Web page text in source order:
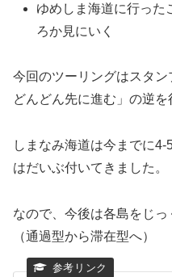
ゆめしま海道に行った
ろか見にいく
今回のツーリングはスタン
どんどん先に進む」の逆を
しまなみ海道は今までに
はだいぶ付いてきました。
なので、今後は各島をじっ
（通過型から滞在型へ）